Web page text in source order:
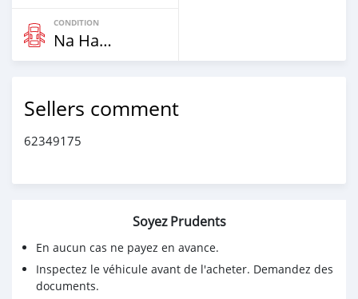
CONDITION
Na Hannu
Sellers comment
62349175
Soyez Prudents
En aucun cas ne payez en avance.
Inspectez le véhicule avant de l'acheter. Demandez des
documents.